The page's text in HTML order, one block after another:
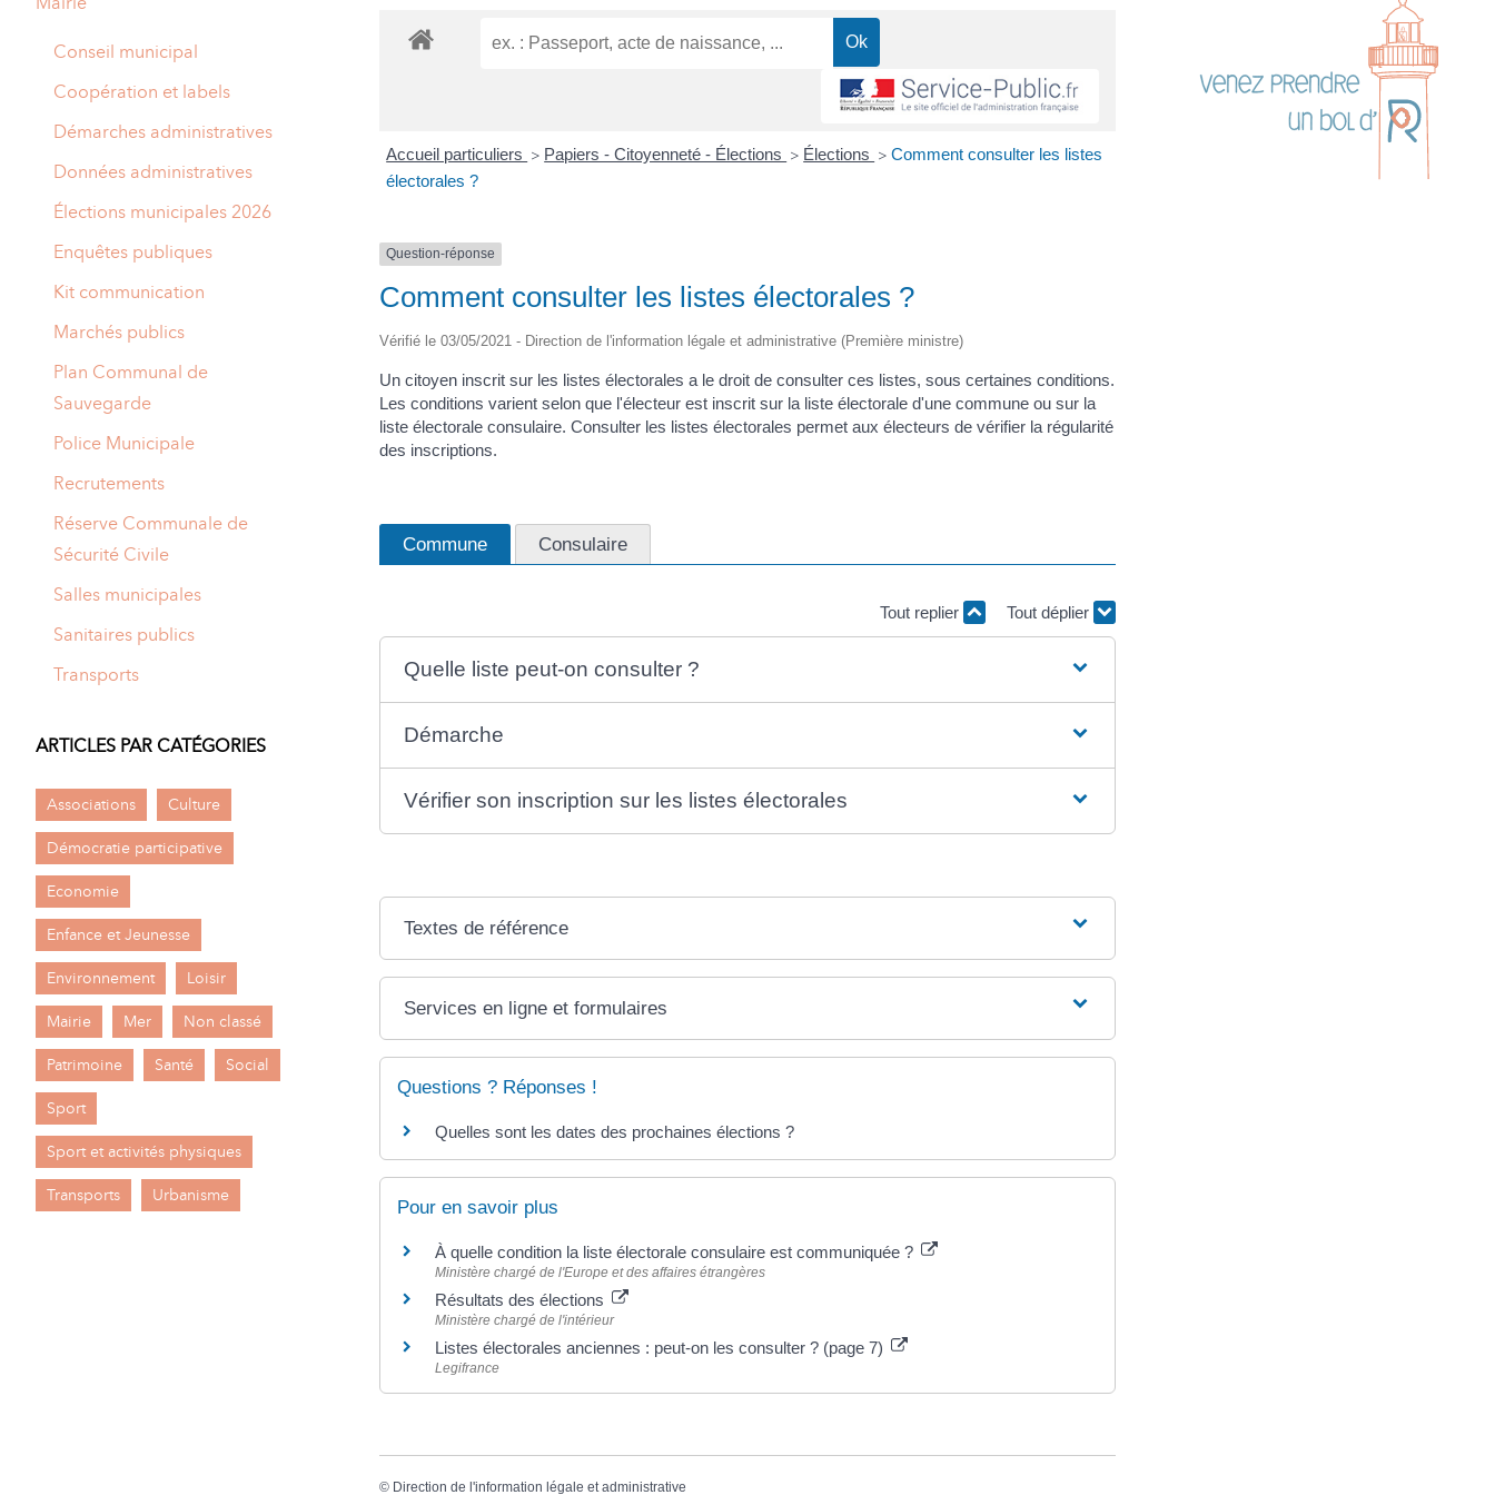
Accueil particuliers > Papiers - Citoyenneté - Élections > Élections > Comment consulter les listes
électorales ?
Question-réponse
Comment consulter les listes électorales ?
Vérifié le 03/05/2021 - Direction de l'information légale et administrative (Première ministre)
Un citoyen inscrit sur les listes électorales a le droit de consulter ces listes, sous certaines conditions.
Les conditions varient selon que l'électeur est inscrit sur la liste électorale d'une commune ou sur la
liste électorale consulaire. Consulter les listes électorales permet aux électeurs de vérifier la régularité
des inscriptions.
Commune Consulaire
Tout replier Tout déplier
Quelle liste peut-on consulter ?
Démarche
Vérifier son inscription sur les listes électorales
Textes de référence
Services en ligne et formulaires
Questions ? Réponses !
Quelles sont les dates des prochaines élections ?
Pour en savoir plus
À quelle condition la liste électorale consulaire est communiquée ?
Ministère chargé de l'Europe et des affaires étrangères
Résultats des élections
Ministère chargé de l'intérieur
Listes électorales anciennes : peut-on les consulter ? (page 7)
Legifrance
© Direction de l'information légale et administrative
Conseil municipal
Coopération et labels
Démarches administratives
Données administratives
Élections municipales 2026
Enquêtes publiques
Kit communication
Marchés publics
Plan Communal de
Sauvegarde
Police Municipale
Recrutements
Réserve Communale de
Sécurité Civile
Salles municipales
Sanitaires publics
Transports
ARTICLES PAR CATÉGORIES
Associations Culture
Démocratie participative
Economie
Enfance et Jeunesse
Environnement Loisir
Mairie Mer Non classé
Patrimoine Santé Social
Sport
Sport et activités physiques
Transports Urbanisme